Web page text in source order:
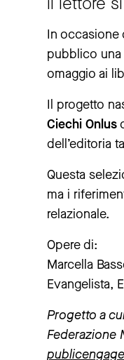
In occasione
pubblico una
omaggio ai
Il progetto
Ciechi Onlus
dell’editoria
Questa
ma i
relazionale.
Opere di:
Marcella
Evangelista,
Progetto a
Federazione